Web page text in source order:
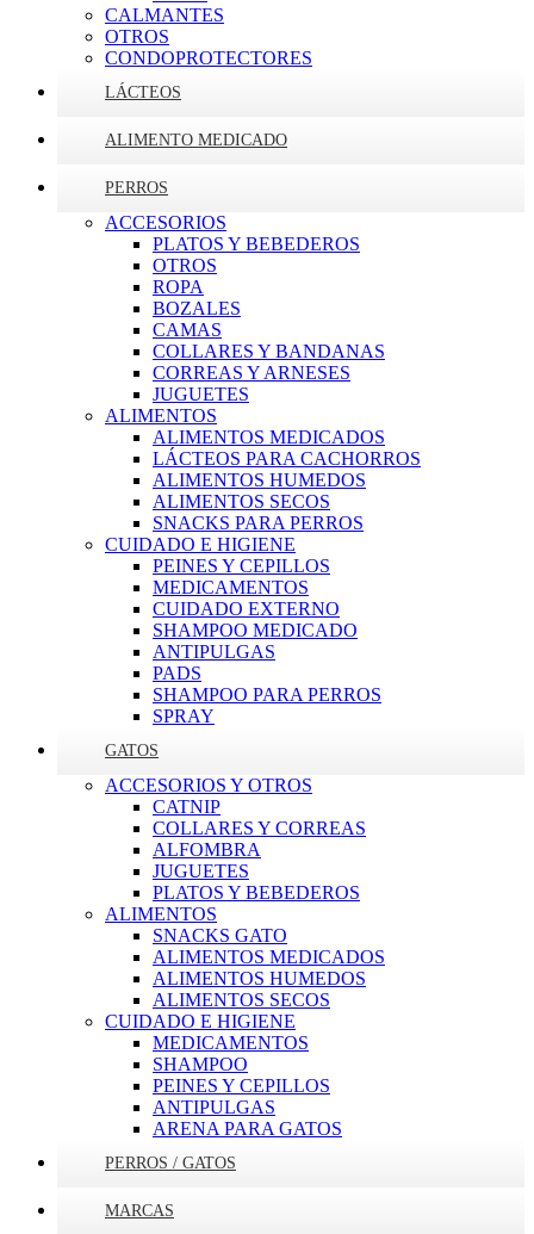
CALMANTES
OTROS
CONDOPROTECTORES
LÁCTEOS
ALIMENTO MEDICADO
PERROS
ACCESORIOS
PLATOS Y BEBEDEROS
OTROS
ROPA
BOZALES
CAMAS
COLLARES Y BANDANAS
CORREAS Y ARNESES
JUGUETES
ALIMENTOS
ALIMENTOS MEDICADOS
LÁCTEOS PARA CACHORROS
ALIMENTOS HUMEDOS
ALIMENTOS SECOS
SNACKS PARA PERROS
CUIDADO E HIGIENE
PEINES Y CEPILLOS
MEDICAMENTOS
CUIDADO EXTERNO
SHAMPOO MEDICADO
ANTIPULGAS
PADS
SHAMPOO PARA PERROS
SPRAY
GATOS
ACCESORIOS Y OTROS
CATNIP
COLLARES Y CORREAS
ALFOMBRA
JUGUETES
PLATOS Y BEBEDEROS
ALIMENTOS
SNACKS GATO
ALIMENTOS MEDICADOS
ALIMENTOS HUMEDOS
ALIMENTOS SECOS
CUIDADO E HIGIENE
MEDICAMENTOS
SHAMPOO
PEINES Y CEPILLOS
ANTIPULGAS
ARENA PARA GATOS
PERROS / GATOS
MARCAS